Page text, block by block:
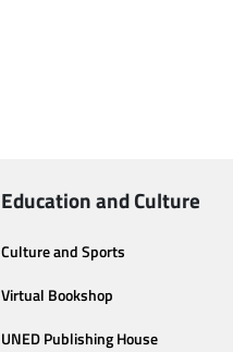
Education and Culture
Culture and Sports
Virtual Bookshop
UNED Publishing House